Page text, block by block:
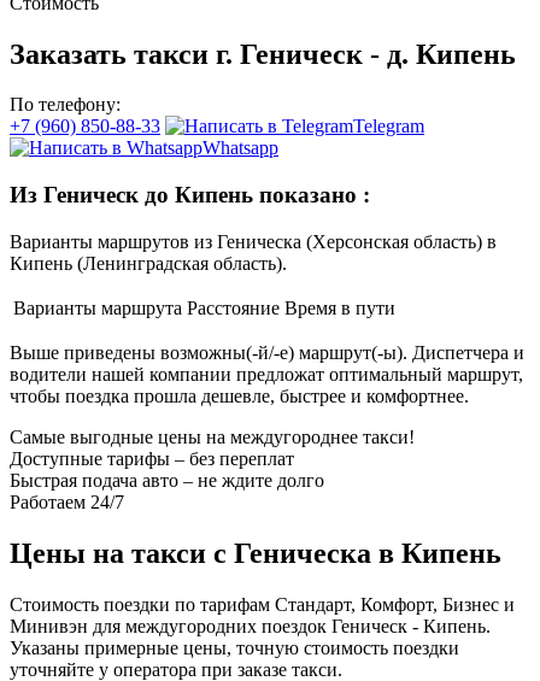
Заказать такси г. Геническ - д. Кипень
По телефону:
+7 (960) 850-88-33
Telegram
Whatsapp
Из Геническ до Кипень показано :
Варианты маршрутов из Геническа (Херсонская область) в
Кипень (Ленинградская область).
Варианты маршрута Расстояние Время в пути
Выше приведены возможны(-й/-е) маршрут(-ы). Диспетчера и
водители нашей компании предложат оптимальный маршрут,
чтобы поездка прошла дешевле, быстрее и комфортнее.
Самые выгодные цены на междугороднее такси!
Доступные тарифы – без переплат
Быстрая подача авто – не ждите долго
Работаем 24/7
Цены на такси с Геническа в Кипень
Стоимость поездки по тарифам Стандарт, Комфорт, Бизнес и
Минивэн для междугородних поездок Геническ - Кипень.
Указаны примерные цены, точную стоимость поездки
уточняйте у оператора при заказе такси.